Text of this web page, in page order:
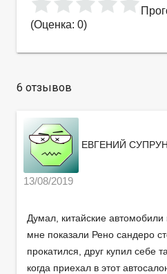
(Оценка: 0)
6 отзывов
ЕВГЕНИЙ
13/08/2019
Думал, китайские автомобили
мне показали Рено сандеро
прокатился, друг купил себе
когда приехал в этот